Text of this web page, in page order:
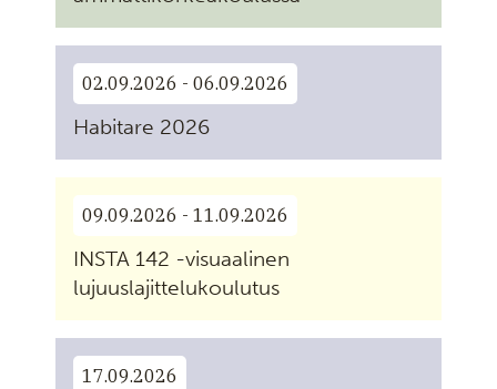
02.09.2026 - 06.09.2026
Habitare 2026
09.09.2026 - 11.09.2026
INSTA 142 -visuaalinen
lujuuslajittelukoulutus
17.09.2026